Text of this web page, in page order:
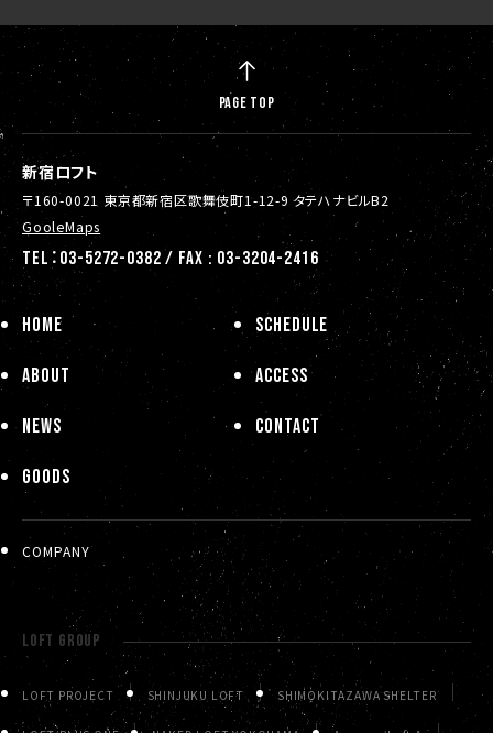
新宿ロフト
〒160-0021 東京都新宿区歌舞伎町1-12-9 タテハナビルB2
GooleMaps
TEL：03-5272-0382 / FAX : 03-3204-2416
HOME SCHEDULE
ABOUT ACCESS
NEWS CONTACT
GOODS
COMPANY
LOFT GROUP
LOFT PROJECT SHINJUKU LOFT SHIMOKITAZAWA SHELTER
PAGE TOP